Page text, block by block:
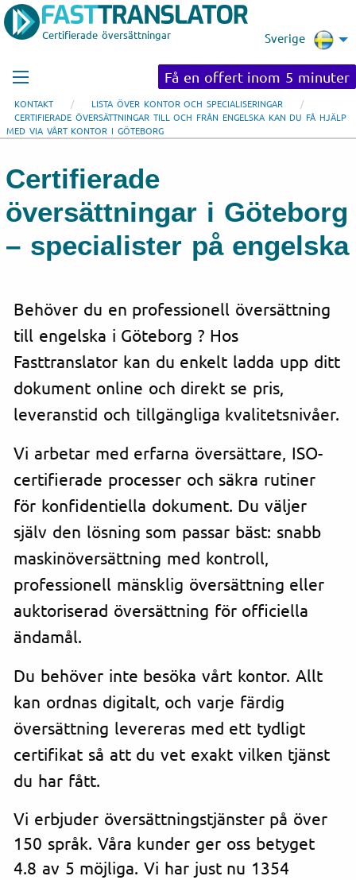
Certifierade översättningar Sverige
Få en offert inom 5 minuter
KONTAKT
LISTA ÖVER KONTOR OCH SPECIALISERINGAR
CERTIFIERADE ÖVERSÄTTNINGAR TILL OCH FRÅN ENGELSKA KAN DU FÅ HJÄLP
MED VIA VÅRT KONTOR I GÖTEBORG
Certifierade
översättningar i Göteborg
– specialister på engelska
Behöver du en professionell översättning
till engelska i Göteborg ? Hos
Fasttranslator kan du enkelt ladda upp ditt
dokument online och direkt se pris,
leveranstid och tillgängliga kvalitetsnivåer.
Vi arbetar med erfarna översättare, ISO-
certifierade processer och säkra rutiner
för konfidentiella dokument. Du väljer
själv den lösning som passar bäst: snabb
maskinöversättning med kontroll,
professionell mänsklig översättning eller
auktoriserad översättning för officiella
ändamål.
Du behöver inte besöka vårt kontor. Allt
kan ordnas digitalt, och varje färdig
översättning levereras med ett tydligt
certifikat så att du vet exakt vilken tjänst
du har fått.
Vi erbjuder översättningstjänster på över
150 språk. Våra kunder ger oss betyget
4.8 av 5 möjliga. Vi har just nu 1354